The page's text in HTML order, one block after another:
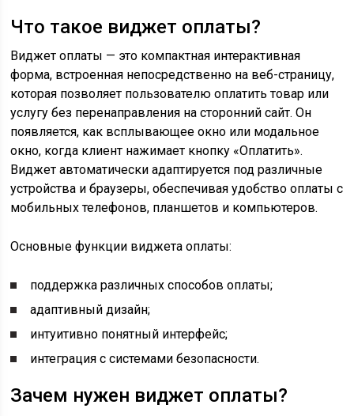
Что такое виджет оплаты?
Виджет оплаты — это компактная интерактивная
форма, встроенная непосредственно на веб-страницу,
которая позволяет пользователю оплатить товар или
услугу без перенаправления на сторонний сайт. Он
появляется, как всплывающее окно или модальное
окно, когда клиент нажимает кнопку «Оплатить».
Виджет автоматически адаптируется под различные
устройства и браузеры, обеспечивая удобство оплаты с
мобильных телефонов, планшетов и компьютеров.
Основные функции виджета оплаты:
поддержка различных способов оплаты;
адаптивный дизайн;
интуитивно понятный интерфейс;
интеграция с системами безопасности.
Зачем нужен виджет оплаты?